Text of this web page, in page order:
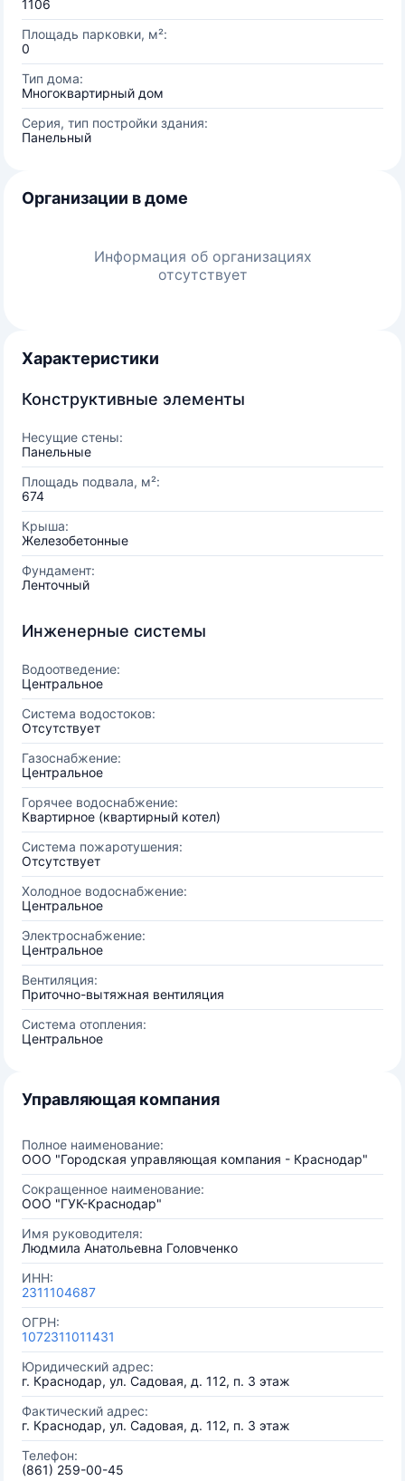
1106
Площадь парковки, м²:
0
Тип дома:
Многоквартирный дом
Серия, тип постройки здания:
Панельный
Организации в доме
Информация об организациях
отсутствует
Характеристики
Конструктивные элементы
Несущие стены:
Панельные
Площадь подвала, м²:
674
Крыша:
Железобетонные
Фундамент:
Ленточный
Инженерные системы
Водоотведение:
Центральное
Система водостоков:
Отсутствует
Газоснабжение:
Центральное
Горячее водоснабжение:
Квартирное (квартирный котел)
Система пожаротушения:
Отсутствует
Холодное водоснабжение:
Центральное
Электроснабжение:
Центральное
Вентиляция:
Приточно-вытяжная вентиляция
Система отопления:
Центральное
Управляющая компания
Полное наименование:
ООО "Городская управляющая компания - Краснодар"
Сокращенное наименование:
ООО "ГУК-Краснодар"
Имя руководителя:
Людмила Анатольевна Головченко
ИНН:
2311104687
ОГРН:
1072311011431
Юридический адрес:
г. Краснодар, ул. Садовая, д. 112, п. 3 этаж
Фактический адрес:
г. Краснодар, ул. Садовая, д. 112, п. 3 этаж
Телефон:
(861) 259-00-45